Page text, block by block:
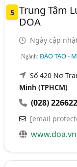
5 Trung Tâm
DOA
Ngày cập
Ngành:ĐÀO TẠO -
Số 420 Nơ
Minh (TPHCM)
(028)
[email
www.doa.vn